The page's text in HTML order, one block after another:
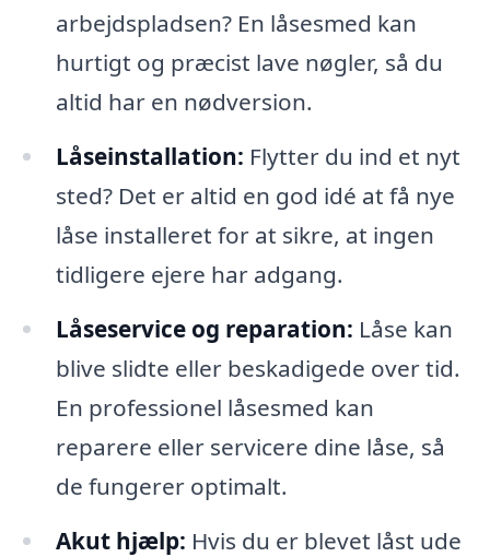
arbejdspladsen? En låsesmed kan
hurtigt og præcist lave nøgler, så du
altid har en nødversion.
Låseinstallation: Flytter du ind et nyt
sted? Det er altid en god idé at få nye
låse installeret for at sikre, at ingen
tidligere ejere har adgang.
Låseservice og reparation: Låse kan
blive slidte eller beskadigede over tid.
En professionel låsesmed kan
reparere eller servicere dine låse, så
de fungerer optimalt.
Akut hjælp: Hvis du er blevet låst ude